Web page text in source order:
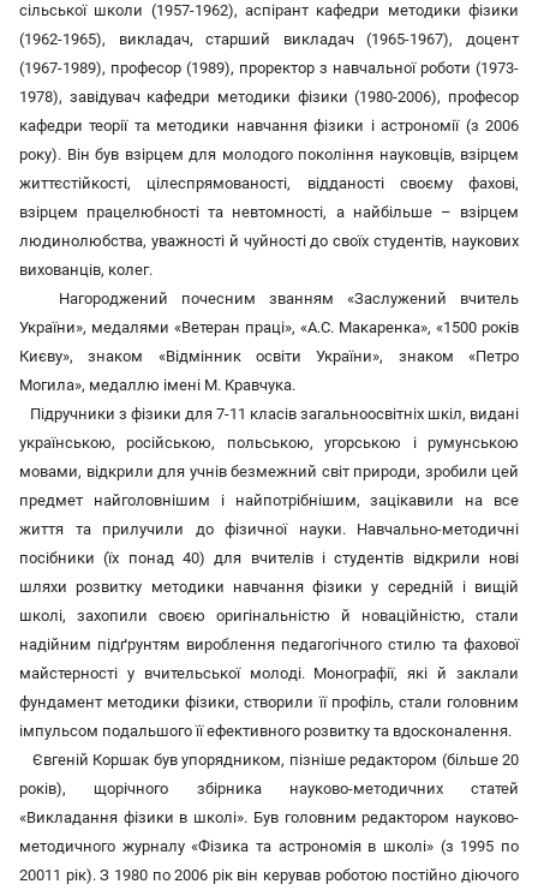
сільської школи (1957-1962), аспірант кафедри методики фізики
(1962-1965), викладач, старший викладач (1965-1967), доцент
(1967-1989), професор (1989), проректор з навчальної роботи (1973-
1978), завідувач кафедри методики фізики (1980-2006), професор
кафедри теорії та методики навчання фізики і астрономії (з 2006
року). Він був взірцем для молодого покоління науковців, взірцем
життєстійкості, цілеспрямованості, відданості своєму фахові,
взірцем працелюбності та невтомності, а найбільше – взірцем
людинолюбства, уважності й чуйності до своїх студентів, наукових
вихованців, колег.
Нагороджений почесним званням «Заслужений вчитель
України», медалями «Ветеран праці», «А.С. Макаренка», «1500 років
Києву», знаком «Відмінник освіти України», знаком «Петро
Могила», медаллю імені М. Кравчука.
Підручники з фізики для 7-11 класів загальноосвітніх шкіл, видані
українською, російською, польською, угорською і румунською
мовами, відкрили для учнів безмежний світ природи, зробили цей
предмет найголовнішим і найпотрібнішим, зацікавили на все
життя та прилучили до фізичної науки. Навчально-методичні
посібники (їх понад 40) для вчителів і студентів відкрили нові
шляхи розвитку методики навчання фізики у середній і вищій
школі, захопили своєю оригінальністю й новаційністю, стали
надійним підґрунтям вироблення педагогічного стилю та фахової
майстерності у вчительської молоді. Монографії, які й заклали
фундамент методики фізики, створили її профіль, стали головним
імпульсом подальшого її ефективного розвитку та вдосконалення.
Євгеній Коршак був упорядником, пізніше редактором (більше 20
років), щорічного збірника науково-методичних статей
«Викладання фізики в школі». Був головним редактором науково-
методичного журналу «Фізика та астрономія в школі» (з 1995 по
20011 рік). З 1980 по 2006 рік він керував роботою постійно діючого